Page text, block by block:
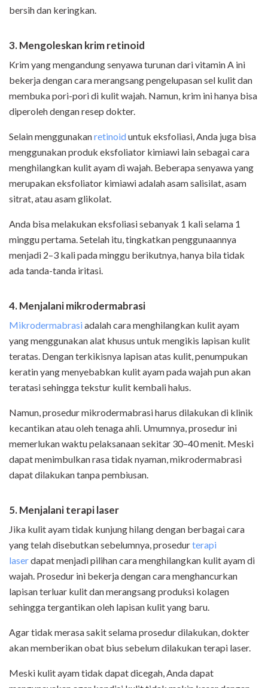
bersih dan keringkan.
3. Mengoleskan krim retinoid
Krim yang mengandung senyawa turunan dari vitamin A ini
bekerja dengan cara merangsang pengelupasan sel kulit dan
membuka pori-pori di kulit wajah. Namun, krim ini hanya bisa
diperoleh dengan resep dokter.
Selain menggunakanretinoiduntuk eksfoliasi, Anda juga bisa
menggunakan produk eksfoliator kimiawi lain sebagai cara
menghilangkan kulit ayam di wajah. Beberapa senyawa yang
merupakan eksfoliator kimiawi adalah asam salisilat, asam
sitrat, atau asam glikolat.
Anda bisa melakukan eksfoliasi sebanyak 1 kali selama 1
minggu pertama. Setelah itu, tingkatkan penggunaannya
menjadi 2–3 kali pada minggu berikutnya, hanya bila tidak
ada tanda-tanda iritasi.
4. Menjalani mikrodermabrasi
Mikrodermabrasiadalah cara menghilangkan kulit ayam
yang menggunakan alat khusus untuk mengikis lapisan kulit
teratas. Dengan terkikisnya lapisan atas kulit, penumpukan
keratin yang menyebabkan kulit ayam pada wajah pun akan
teratasi sehingga tekstur kulit kembali halus.
Namun, prosedur mikrodermabrasi harus dilakukan di klinik
kecantikan atau oleh tenaga ahli. Umumnya, prosedur ini
memerlukan waktu pelaksanaan sekitar 30–40 menit. Meski
dapat menimbulkan rasa tidak nyaman, mikrodermabrasi
dapat dilakukan tanpa pembiusan.
5. Menjalani terapi laser
Jika kulit ayam tidak kunjung hilang dengan berbagai cara
yang telah disebutkan sebelumnya, prosedurterapi
laserdapat menjadi pilihan cara menghilangkan kulit ayam di
wajah. Prosedur ini bekerja dengan cara menghancurkan
lapisan terluar kulit dan merangsang produksi kolagen
sehingga tergantikan oleh lapisan kulit yang baru.
Agar tidak merasa sakit selama prosedur dilakukan, dokter
akan memberikan obat bius sebelum dilakukan terapi laser.
Meski kulit ayam tidak dapat dicegah, Anda dapat